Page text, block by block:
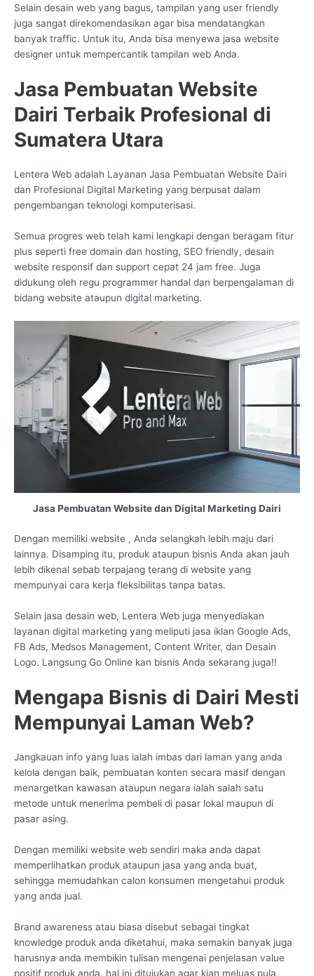
Selain desain web yang bagus, tampilan yang user friendly
juga sangat direkomendasikan agar bisa mendatangkan
banyak traffic. Untuk itu, Anda bisa menyewa jasa website
designer untuk mempercantik tampilan web Anda.
Jasa Pembuatan Website
Dairi Terbaik Profesional di
Sumatera Utara
Lentera Web adalah Layanan Jasa Pembuatan Website Dairi
dan Profesional Digital Marketing yang berpusat dalam
pengembangan teknologi komputerisasi.
Semua progres web telah kami lengkapi dengan beragam fitur
plus seperti free domain dan hosting, SEO friendly, desain
website responsif dan support cepat 24 jam free. Juga
didukung oleh regu programmer handal dan berpengalaman di
bidang website ataupun digital marketing.
Jasa Pembuatan Website dan Digital Marketing Dairi
Dengan memiliki website , Anda selangkah lebih maju dari
lainnya. Disamping itu, produk ataupun bisnis Anda akan jauh
lebih dikenal sebab terpajang terang di website yang
mempunyai cara kerja fleksibilitas tanpa batas.
Selain jasa desain web, Lentera Web juga menyediakan
layanan digital marketing yang meliputi jasa iklan Google Ads,
FB Ads, Medsos Management, Content Writer, dan Desain
Logo. Langsung Go Online kan bisnis Anda sekarang juga!!
Mengapa Bisnis di Dairi Mesti
Mempunyai Laman Web?
Jangkauan info yang luas ialah imbas dari laman yang anda
kelola dengan baik, pembuatan konten secara masif dengan
menargetkan kawasan ataupun negara ialah salah satu
metode untuk menerima pembeli di pasar lokal maupun di
pasar asing.
Dengan memiliki website web sendiri maka anda dapat
memperlihatkan produk ataupun jasa yang anda buat,
sehingga memudahkan calon konsumen mengetahui produk
yang anda jual.
Brand awareness atau biasa disebut sebagai tingkat
knowledge produk anda diketahui, maka semakin banyak juga
harusnya anda membikin tulisan mengenai penjelasan value
positif produk anda, hal ini ditujukan agar kian meluas pula